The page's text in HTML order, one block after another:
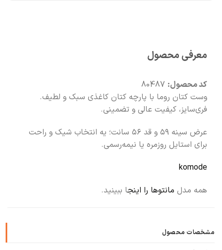
🛍️با خیال راحت خرید کن
معرفی محصول
کد محصول: 80487
وست کتان روما با پارچه کتان کاغذی سبک و لطیف.
فری‌سایز، کیفیت عالی و تضمینی.
عرض سینه ۵۹ و قد ۵۶ سانت؛ یه انتخاب شیک و راحت
برای استایل روزمره یا نیمه‌رسمی.
komode
همه مدل مانتوها را اینجا ببینید.
مشخصات محصول